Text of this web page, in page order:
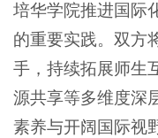
培华学院推进国际
的重要实践。双方
手，持续拓展师生
源共享等多维度深
素养与开阔国际视